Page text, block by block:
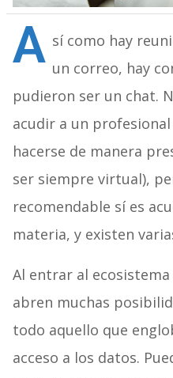
A sí como hay
un correo, hay
pudieron ser un chat.
acudir a un
hacerse de manera
ser siempre virtual),
recomendable sí es
materia, y existen
Al entrar al
abren muchas
todo aquello que
acceso a los datos.